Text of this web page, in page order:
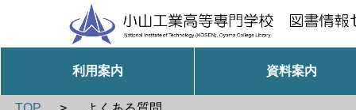
利用案内 資料案内